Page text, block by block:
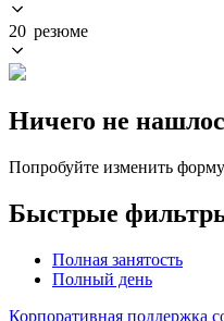
20 резюме
Ничего не
Попробуйте изменить
Быстрые
Полная занятость
Полный день
Корпоративная поддержка